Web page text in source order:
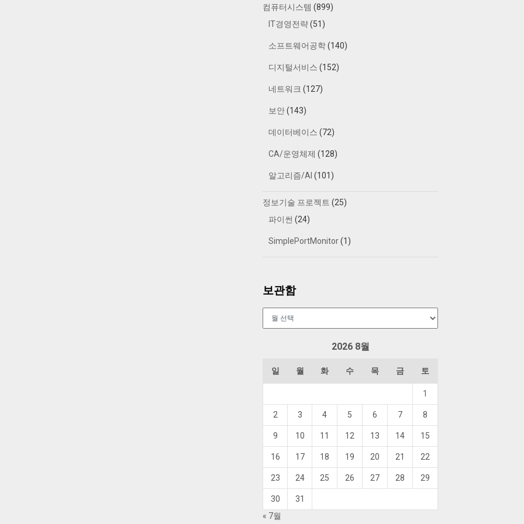
컴퓨터시스템 (899)
IT경영전략(51)
소프트웨어공학(140)
디지털서비스 (152)
네트워크 (127)
보안(143)
데이터베이스 (72)
CA/운영체제 (128)
알고리즘/AI (101)
정보기술 프로젝트 (25)
파이썬 (24)
SimplePortMonitor(1)
보관함
2026 8월
일 월 화 수 목 금 토
1
2 3 4 5 6 7 8
9 10 11 12 13 14 15
16 17 18 19 20 21 22
23 24 25 26 27 28 29
30
31
« 7월